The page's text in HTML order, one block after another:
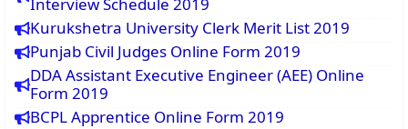
Interview Schedule 2019
Kurukshetra University Clerk Merit List 2019
Punjab Civil Judges Online Form 2019
DDA Assistant Executive Engineer (AEE) Online
Form 2019
BCPL Apprentice Online Form 2019